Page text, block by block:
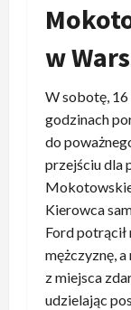
w
W sobotę,
godzinach
do
przejściu dla
Kierowca
Ford potrącił
mężczyznę, a
z miejsca
udzielając